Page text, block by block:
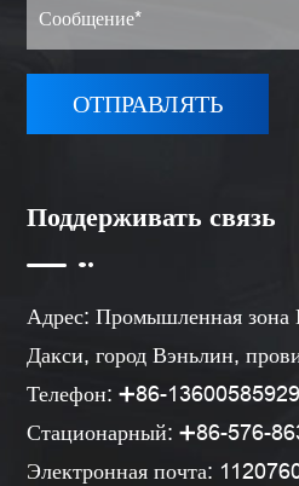
Поддерживать связь
Адрес: Промышленная зона
Дакси, город Вэньлин,
Телефон: ➕86-13600585929
Стационарный: ➕86-576-
Электронная почта: